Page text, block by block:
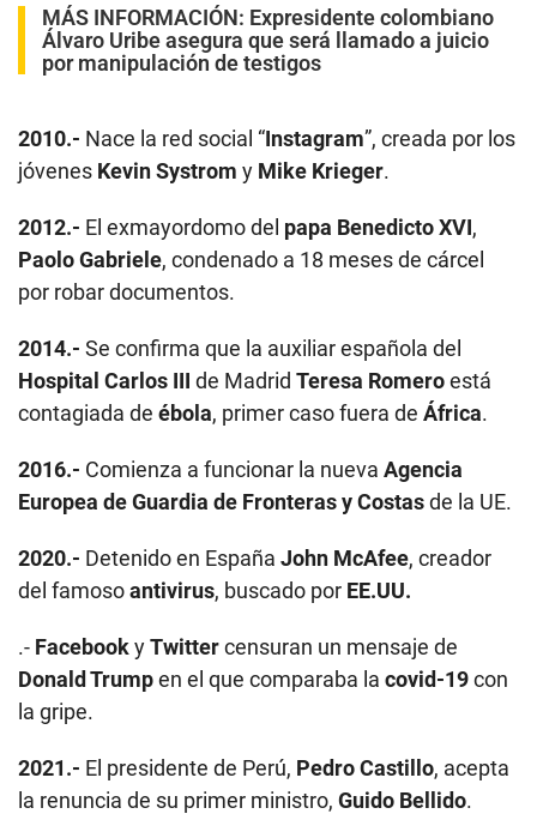
MÁS INFORMACIÓN: Expresidente colombiano
Álvaro Uribe asegura que será llamado a juicio
por manipulación de testigos
2010.- Nace la red social “Instagram”, creada por los
jóvenes Kevin Systrom y Mike Krieger.
2012.- El exmayordomo del papa Benedicto XVI,
Paolo Gabriele, condenado a 18 meses de cárcel
por robar documentos.
2014.- Se confirma que la auxiliar española del
Hospital Carlos III de Madrid Teresa Romeroestá
contagiada de ébola, primer caso fuera de África.
2016.- Comienza a funcionar la nueva Agencia
Europea de Guardia de Fronteras y Costasde la UE.
2020.- Detenido en España John McAfee, creador
del famosoantivirus, buscado por EE.UU.
.- FacebookyTwittercensuran un mensaje de
Donald Trumpen el que comparaba la covid-19con
la gripe.
2021.- El presidente de Perú, Pedro Castillo, acepta
la renuncia de su primer ministro, Guido Bellido.